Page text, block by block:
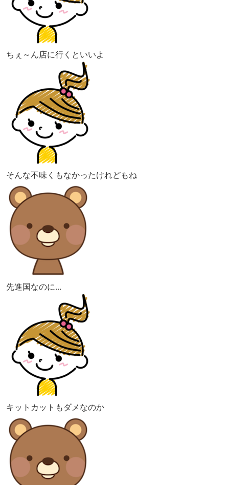
ちぇ～ん店に行くといいよ
そんな不味くもなかったけれどもね
先進国なのに...
キットカットもダメなのか